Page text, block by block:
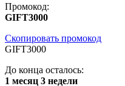
Промокод:
GIFT3000
Скопировать промокод
GIFT3000
До конца осталось:
1 месяц 3 недели